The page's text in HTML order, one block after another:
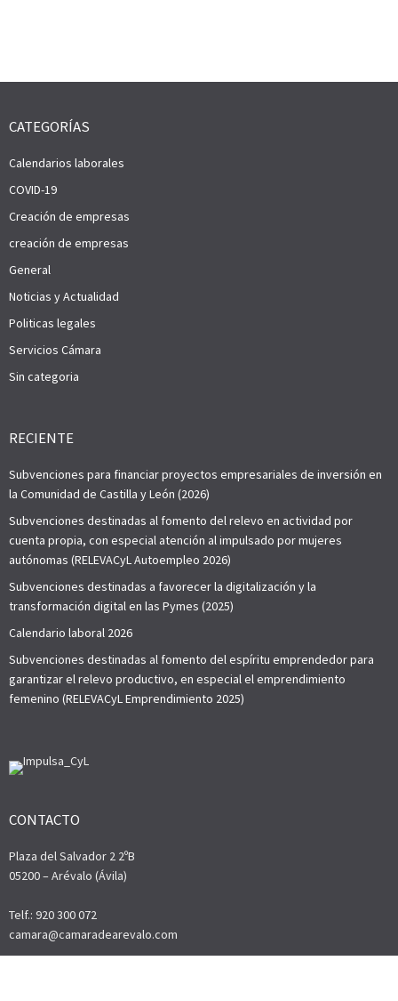
CATEGORÍAS
Calendarios laborales
COVID-19
Creación de empresas
creación de empresas
General
Noticias y Actualidad
Politicas legales
Servicios Cámara
Sin categoria
RECIENTE
Subvenciones para financiar proyectos empresariales de inversión en
la Comunidad de Castilla y León (2026)
Subvenciones destinadas al fomento del relevo en actividad por
cuenta propia, con especial atención al impulsado por mujeres
autónomas (RELEVACyL Autoempleo 2026)
Subvenciones destinadas a favorecer la digitalización y la
transformación digital en las Pymes (2025)
Calendario laboral 2026
Subvenciones destinadas al fomento del espíritu emprendedor para
garantizar el relevo productivo, en especial el emprendimiento
femenino (RELEVACyL Emprendimiento 2025)
CONTACTO
Plaza del Salvador 2 2ºB
05200 – Arévalo (Ávila)
Telf.: 920 300 072
camara@camaradearevalo.com